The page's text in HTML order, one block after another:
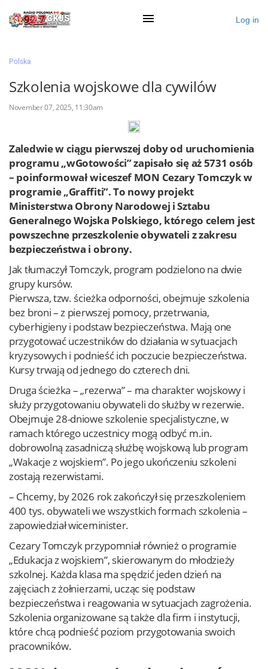
Ogłoś się
Zaloguj przez Clascal
Log in
Polska
Szkolenia wojskowe dla cywilów
November 07, 2025, 11:30am
Zaledwie w ciągu pierwszej doby od uruchomienia
programu „wGotowości” zapisało się aż 5731 osób
– poinformował wiceszef MON Cezary Tomczyk w
programie „Graffiti”. To nowy projekt
Ministerstwa Obrony Narodowej i Sztabu
Generalnego Wojska Polskiego, którego celem jest
powszechne przeszkolenie obywateli z zakresu
bezpieczeństwa i obrony.
Jak tłumaczył Tomczyk, program podzielono na dwie
grupy kursów.
Pierwsza, tzw. ścieżka odporności, obejmuje szkolenia
bez broni – z pierwszej pomocy, przetrwania,
cyberhigieny i podstaw bezpieczeństwa. Mają one
przygotować uczestników do działania w sytuacjach
kryzysowych i podnieść ich poczucie bezpieczeństwa.
Kursy trwają od jednego do czterech dni.
Druga ścieżka – „rezerwa” – ma charakter wojskowy i
służy przygotowaniu obywateli do służby w rezerwie.
Obejmuje 28-dniowe szkolenie specjalistyczne, w
ramach którego uczestnicy mogą odbyć m.in.
dobrowolną zasadniczą służbę wojskową lub program
„Wakacje z wojskiem”. Po jego ukończeniu szkoleni
zostają rezerwistami.
– Chcemy, by 2026 rok zakończył się przeszkoleniem
400 tys. obywateli we wszystkich formach szkolenia –
zapowiedział wiceminister.
Cezary Tomczyk przypomniał również o programie
„Edukacja z wojskiem”, skierowanym do młodzieży
szkolnej. Każda klasa ma spędzić jeden dzień na
zajęciach z żołnierzami, ucząc się podstaw
bezpieczeństwa i reagowania w sytuacjach zagrożenia.
Szkolenia organizowane są także dla firm i instytucji,
które chcą podnieść poziom przygotowania swoich
pracowników.